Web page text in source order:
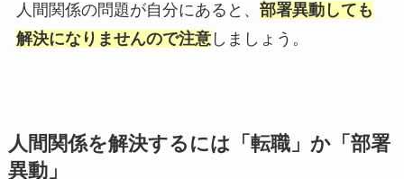
人間関係の問題が自分にあると、 部署異動しても
解決になりませんので注意しましょう。
人間関係を解決するには「転職」か「部署
異動」